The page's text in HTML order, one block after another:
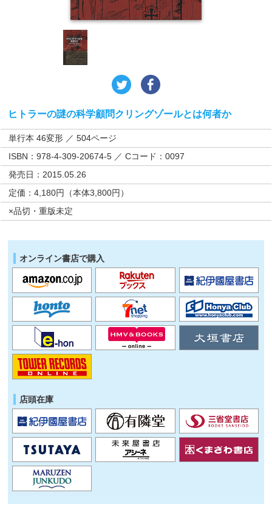
ヒトラーの謎の科学顧問クリングゾールとは何者か
単行本 46変形 ／ 504ページ
ISBN：978-4-309-20674-5 ／ Cコード：0097
発売日：2015.05.26
定価：4,180円（本体3,800円）
×品切・重版未定
オンライン書店で購入
店頭在庫